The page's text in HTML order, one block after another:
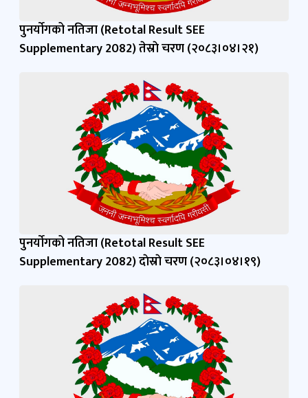
पुनर्याेगको नतिजा (Retotal Result SEE
Supplementary 2082) तेस्राे चरण (२०८३।०४।२१)
पुनर्याेगको नतिजा (Retotal Result SEE
Supplementary 2082) दाेस्राे चरण (२०८३।०४।१९)